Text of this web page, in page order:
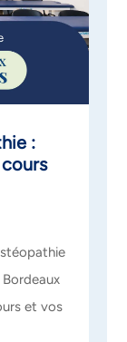
:
et vos